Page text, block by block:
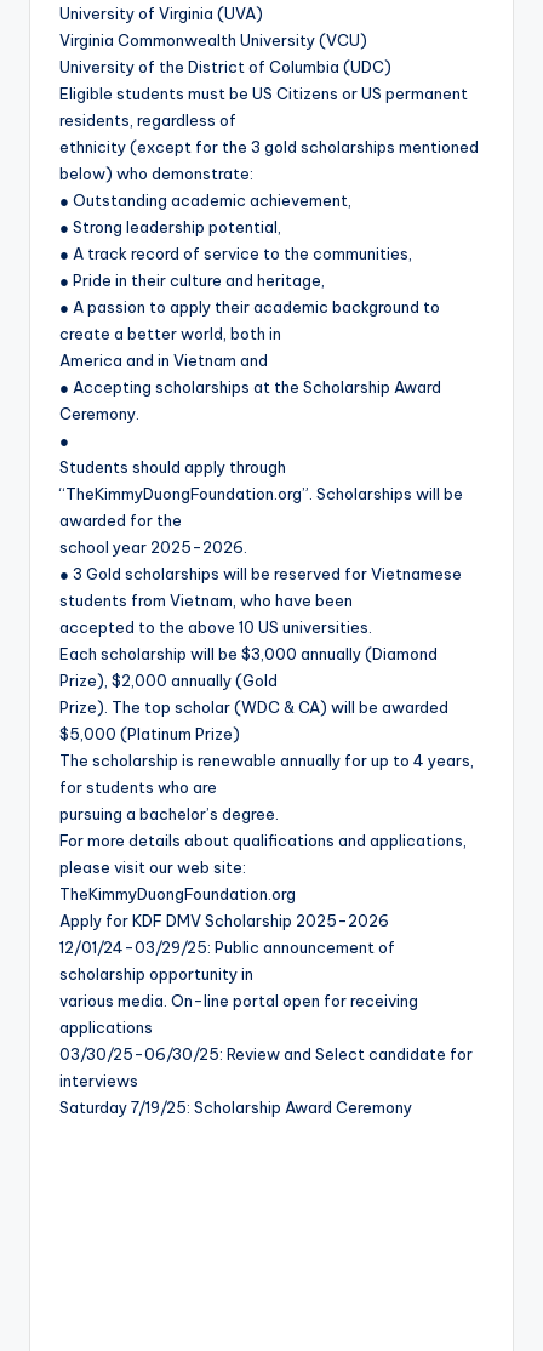
University of Virginia (UVA)
Virginia Commonwealth University (VCU)
University of the District of Columbia (UDC)
Eligible students must be US Citizens or US permanent
residents, regardless of
ethnicity (except for the 3 gold scholarships mentioned
below) who demonstrate:
● Outstanding academic achievement,
● Strong leadership potential,
● A track record of service to the communities,
● Pride in their culture and heritage,
● A passion to apply their academic background to
create a better world, both in
America and in Vietnam and
● Accepting scholarships at the Scholarship Award
Ceremony.
●
Students should apply through
“TheKimmyDuongFoundation.org”. Scholarships will be
awarded for the
school year 2025-2026.
● 3 Gold scholarships will be reserved for Vietnamese
students from Vietnam, who have been
accepted to the above 10 US universities.
Each scholarship will be $3,000 annually (Diamond
Prize), $2,000 annually (Gold
Prize). The top scholar (WDC & CA) will be awarded
$5,000 (Platinum Prize)
The scholarship is renewable annually for up to 4 years,
for students who are
pursuing a bachelor’s degree.
For more details about qualifications and applications,
please visit our web site:
TheKimmyDuongFoundation.org
Apply for KDF DMV Scholarship 2025-2026
12/01/24-03/29/25: Public announcement of
scholarship opportunity in
various media. On-line portal open for receiving
applications
03/30/25-06/30/25: Review and Select candidate for
interviews
Saturday 7/19/25: Scholarship Award Ceremony